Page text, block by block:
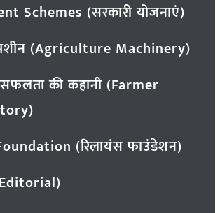
Schemes (सरकारी योजनाएं)
(Agriculture Machinery)
की कहानी (Farmer
(रिलायंस फाउंडेशन)